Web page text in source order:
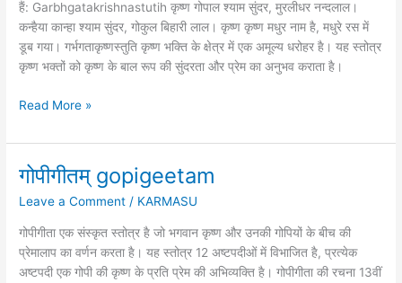
हैं: Garbhgatakrishnastutih कृष्ण गोपाल श्याम सुंदर, मुरलीधर नन्दलाल।
कन्हैया कान्हा श्याम सुंदर, गोकुल बिहारी लाल। कृष्ण कृष्ण मधुर नाम है, मधुरे रस में
डूब गया। गर्भगताकृष्णस्तुति कृष्ण भक्ति के क्षेत्र में एक अमूल्य धरोहर है। यह स्तोत्र
कृष्ण भक्तों को कृष्ण के बाल रूप की सुंदरता और प्रेम का अनुभव कराता है।
Read More »
गोपीगीतम् gopigeetam
Leave a Comment / KARMASU
गोपीगीता एक संस्कृत स्तोत्र है जो भगवान कृष्ण और उनकी गोपियों के बीच की
प्रेमालाप का वर्णन करता है। यह स्तोत्र 12 अष्टपदीओं में विभाजित है, प्रत्येक
अष्टपदी एक गोपी की कृष्ण के प्रति प्रेम की अभिव्यक्ति है। गोपीगीता की रचना 13वीं
गोपीगीतम्